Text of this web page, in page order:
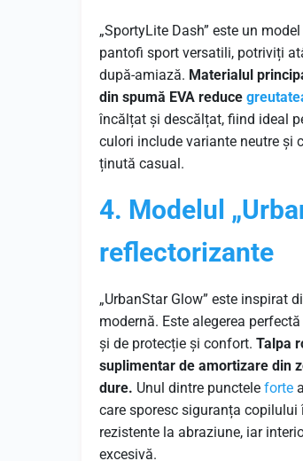
„SportyLite Dash” este un
pantofi sport versatili, potriviți
după-amiază. Materialul
din spumă EVA reduce
încălțat și descălțat, fiind ideal
culori include variante neutre și
ținută casual.
4. Modelul
reflectorizante
„UrbanStar Glow” este inspirat
modernă. Este alegerea
și de protecție și confort. Talpa
suplimentar de amortizare din
dure. Unul dintre punctele forte
care sporesc siguranța
rezistente la abraziune, iar
excesivă.